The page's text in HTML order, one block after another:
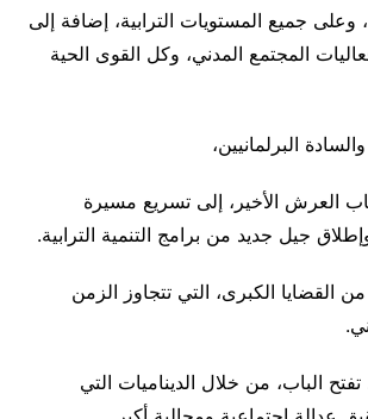
وعلى جميع المستويات الترابية، إضافة إلى
المجتمع المدني، وكل القوى الحية
البرلمانيين،
العرش الأخير، إلى تسريع مسيرة
جيل جديد من برامج التنمية الترابية.
القضايا الكبرى، التي تتجاوز الزمن
تفتح الباب، من خلال الديناميات التي